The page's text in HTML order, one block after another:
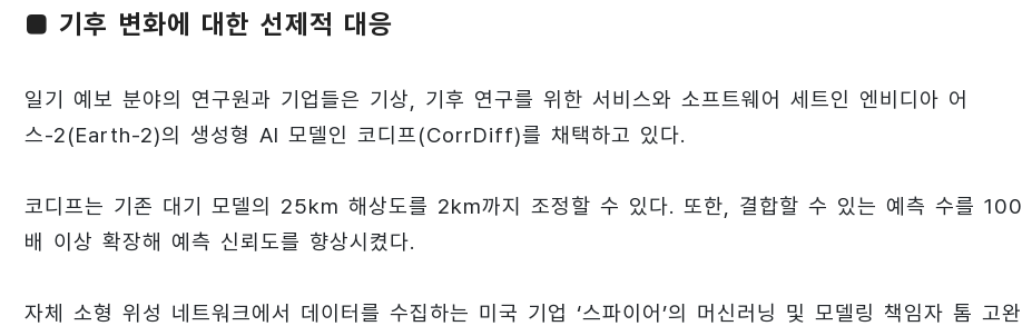
■ 기후 변화에 대한 선제적 대응
일기 예보 분야의 연구원과 기업들은 기상, 기후 연구를 위한 서비스와 소프트웨어 세트인 엔비디아 어
스-2(Earth-2)의 생성형 AI 모델인 코디프(CorrDiff)를 채택하고 있다.
코디프는 기존 대기 모델의 25km 해상도를 2km까지 조정할 수 있다. 또한, 결합할 수 있는 예측 수를 100
배 이상 확장해 예측 신뢰도를 향상시켰다.
자체 소형 위성 네트워크에서 데이터를 수집하는 미국 기업 ‘스파이어’의 머신러닝 및 모델링 책임자 톰 고완